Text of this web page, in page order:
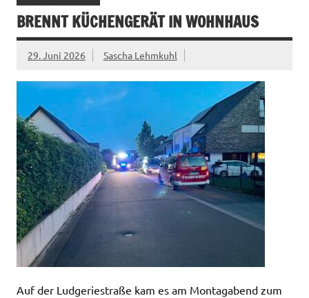
BRENNT KÜCHENGERÄT IN WOHNHAUS
29. Juni 2026 Sascha Lehmkuhl
Auf der Ludgeriestraße kam es am Montagabend zum